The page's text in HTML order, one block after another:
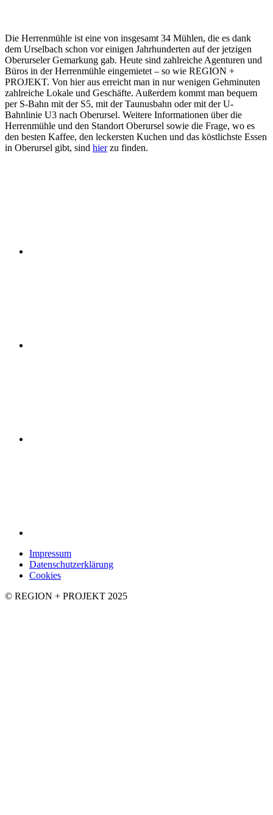
Die Herrenmühle ist eine von insgesamt 34 Mühlen, die es dank
dem Urselbach schon vor einigen Jahrhunderten auf der jetzigen
Oberurseler Gemarkung gab. Heute sind zahlreiche Agenturen und
Büros in der Herrenmühle eingemietet – so wie REGION +
PROJEKT. Von hier aus erreicht man in nur wenigen Gehminuten
zahlreiche Lokale und Geschäfte. Außerdem kommt man bequem
per S-Bahn mit der S5, mit der Taunusbahn oder mit der U-
Bahnlinie U3 nach Oberursel. Weitere Informationen über die
Herrenmühle und den Standort Oberursel sowie die Frage, wo es
den besten Kaffee, den leckersten Kuchen und das köstlichste Essen
in Oberursel gibt, sind hierzu finden.
Impressum
Datenschutzerklärung
Cookies
© REGION + PROJEKT 2025